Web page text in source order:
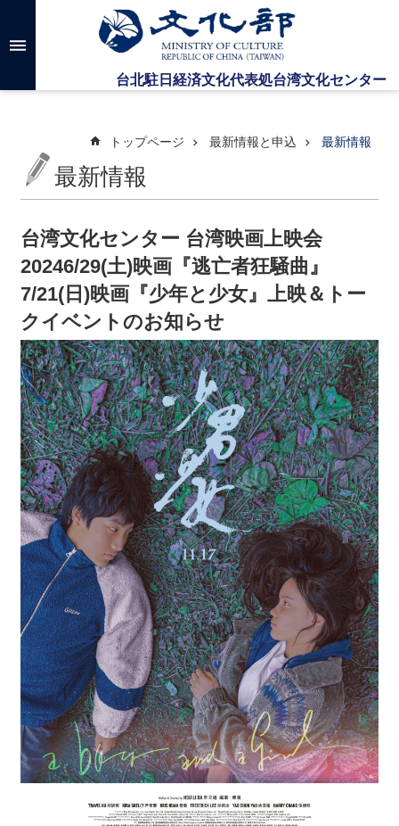
メインのコンテンツブロックにジャンプします
高
検
台
文
化
セ
タ
ー
に
つ
い
て
最
新
情
報
と
申
込
過
去
行
事
台
湾
の
本
トップページ 最新情報と申込 最新情報
最新情報
台湾文化センター 台湾映画上映会
20246/29(土)映画『逃亡者狂騒曲』
7/21(日)映画『少年と少女』上映＆トー
クイベントのお知らせ